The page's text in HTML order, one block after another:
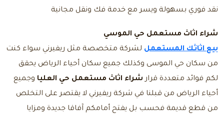
نقد فوري بسهولة ويسر مع خدمة فك ونقل مجانية
شراء اثاث مستعمل حي الموسي
بيع اثاثك المستعمل لشركة متخصصة مثل ريفيرني سواء كنت
من سكان حي الموسى وكذلك جميع سكان أحياء الرياض يحقق
لكم فوائد متعددة قرار شراء اثاث مستعمل حي العليا وجميع
أحياء الرياض من قبلنا في شركة ريفيرني لا يقتصر على التخلص
من قطع قديمة فحسب بل يفتح أمامكم آفاقا جديدة ومزايا